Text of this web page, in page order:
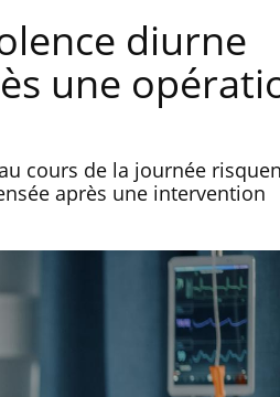
diurne
une
cours de la journée
après une intervention